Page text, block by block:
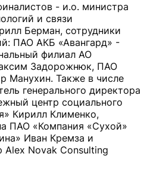
- и.о. министра
и связи
Берман, сотрудники
ПАО АКБ «Авангард» -
филиал АО
Задорожнюк, ПАО
Манухин. Также в числе
генерального директора
центр социального
Кирилл Клименко,
ПАО «Компания «Сухой»
Иван Кремза и
Alex Novak Consulting